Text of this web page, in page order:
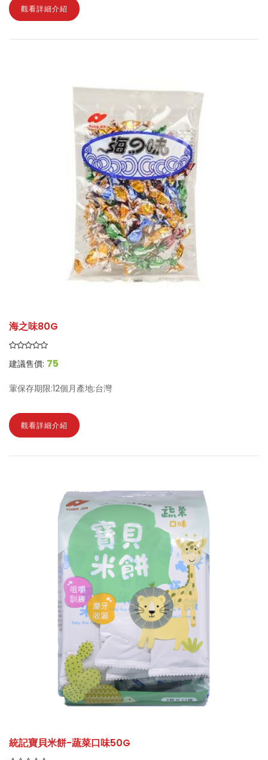
觀看詳細介紹
海之味80G
建議售價: 75
葷保存期限:12個月產地:台灣
觀看詳細介紹
統記寶貝米餅-蔬菜口味50G